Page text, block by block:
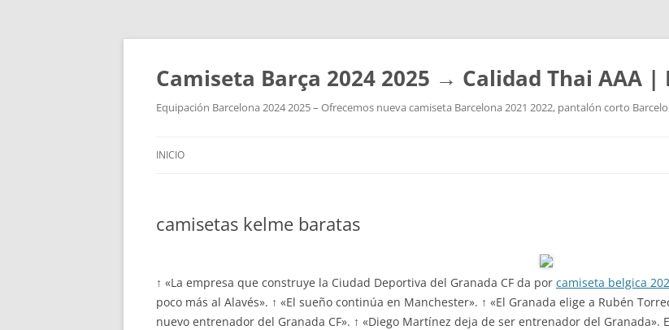
Camiseta Barça 2024 2025 → Calidad Thai AAA
Equipación Barcelona 2024 2025 – Ofrecemos nueva camiseta Barcelona 2021 2022, pantalón corto
INICIO
camisetas kelme baratas
↑ «La empresa que construye la Ciudad Deportiva del Granada CF da por camiseta belgica
poco más al Alavés». ↑ «El sueño continúa en Manchester». ↑ «El Granada elige a Rubén
nuevo entrenador del Granada CF». ↑ «Diego Martínez deja de ser entrenador del